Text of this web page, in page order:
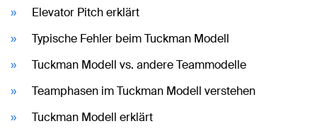
Elevator Pitch erklärt
Typische Fehler beim Tuckman Modell
Tuckman Modell vs. andere Teammodelle
Teamphasen im Tuckman Modell verstehen
Tuckman Modell erklärt